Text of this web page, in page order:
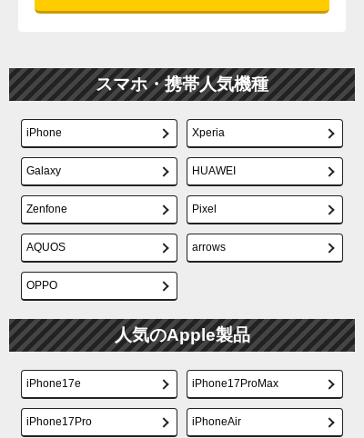
スマホ・携帯人気機種
iPhone Xperia
Galaxy HUAWEI
Zenfone Pixel
AQUOS arrows
OPPO
人気のApple製品
iPhone17e iPhone17ProMax
iPhone17Pro iPhoneAir